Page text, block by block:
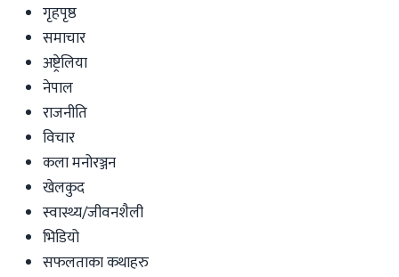
गृहपृष्ठ
समाचार
अष्ट्रेलिया
नेपाल
राजनीति
विचार
कला मनोरञ्जन
खेलकुद
स्वास्थ्य/जीवनशैली
भिडियो
सफलताका कथाहरु